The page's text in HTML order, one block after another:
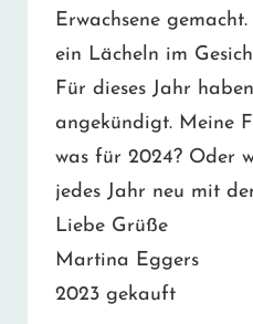
Erwachsene
ein Lächeln im
Für dieses Jahr
angekündigt. Meine
was für 2024? Oder
jedes Jahr neu mit
Liebe Grüße
Martina Eggers
2023 gekauft